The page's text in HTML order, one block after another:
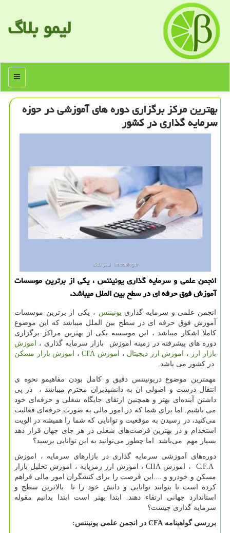
لیمو بلاگ
منو
بهترین مركز برگزاری دوره های آموزشی در حوزه
سرمایه گذاری در كشور
انجمن علمی و سرمایه گذاری یونیننس ، یكی از برترین موسسات
آموزش فوق حرفه ای در سطح بین الملل میباشد.
انجمن علمی و سرمایه گذاری یونیننس ، یکی از برترین موسسات
آموزش فوق حرفه ای در سطح بین الملل میباشد که این موضوع
کاملا اشکار میباشد ، این موسسه یکی از بهترین مراکز برگزاری
دوره های پیشرفته در زمینه اموزش بازار سرمایه گذاری ،
اموزش
بازار ارز ، اموزش ارز دیجیتال ، اموزش CFA ،
اموزش بازار مسکن
در کشور می باشد.
مهمترین موضوع دریونیننس دقیق و کامل بودن مفاهیمو نحوه ی
انتقال درست و اصولی ان به دانشپذیران محترم میباشد ، در پی
داشتن آینده‌ای بهتر و همچنین ارتقای جایگاه شغلی و حرفه‌ای خود
می باشیم. اما برای شما که در امور مالی به صورت حرفه‌ای فعالیت
می‌کنید، در رسیدن به موقعیت و توانایی که شما را همیشه در الویت
استخدام و در بهترین فرصت‌های شغلی در هر جای جهان قرار دهد
بسیار مهم می‌باشد. اما چطور می‌توانید به این توانایی برسید؟
دوره‌های آموزشی سرمایه گذاری در بازارهای سرمایه ، اموزش
C.F.A ، اموزش CIIA، اموزش ارز رمزپایه ، اموزش تحلیل بازار
مسکن و خودرو و ....این فرصت را برای کنشگران امور مالی فراهم
کرده است تا بتوانند توانایی و دانش خود را تا بالاترین سطح و
استاندارد جهانی ارتقاء دهند. ابتدا بهتر است ابتدا بدانیم مقوله
سرمایه گذاری چیست؟
بررسی گواهینامه CFA در انجمن علمی یونیننس: